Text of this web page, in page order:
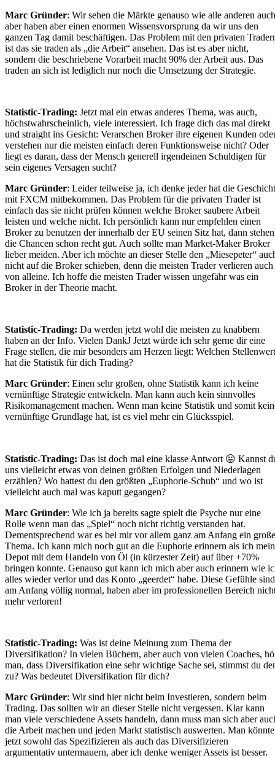
Marc Gründer: Wir sehen die Märkte genauso wie alle anderen
aber haben aber einen enormen Wissensvorsprung da wir uns den
ganzen Tag damit beschäftigen. Das Problem mit den privaten
ist das sie traden als „die Arbeit“ ansehen. Das ist es aber nicht,
sondern die beschriebene Vorarbeit macht 90% der Arbeit aus. Das
traden an sich ist lediglich nur noch die Umsetzung der Strategie.
Statistic-Trading: Jetzt mal ein etwas anderes Thema, was auch,
höchstwahrscheinlich, viele interessiert. Ich frage dich das mal direkt
und straight ins Gesicht: Verarschen Broker ihre eigenen Kunden
verstehen nur die meisten einfach deren Funktionsweise nicht? Oder
liegt es daran, dass der Mensch generell irgendeinen Schuldigen für
sein eigenes Versagen sucht?
Marc Gründer: Leider teilweise ja, ich denke jeder hat die
mit FXCM mitbekommen. Das Problem für die privaten Trader ist
einfach das sie nicht prüfen können welche Broker saubere Arbeit
leisten und welche nicht. Ich persönlich kann nur empfehlen einen
Broker zu benutzen der innerhalb der EU seinen Sitz hat, dann stehen
die Chancen schon recht gut. Auch sollte man Market-Maker Broker
lieber meiden. Aber ich möchte an dieser Stelle den „Miesepeter“
nicht auf die Broker schieben, denn die meisten Trader verlieren auch
von alleine. Ich hoffe die meisten Trader wissen ungefähr was ein
Broker in der Theorie macht.
Statistic-Trading: Da werden jetzt wohl die meisten zu knabbern
haben an der Info. Vielen DankJ Jetzt würde ich sehr gerne dir eine
Frage stellen, die mir besonders am Herzen liegt: Welchen Stellenwert
hat die Statistik für dich Trading?
Marc Gründer: Einen sehr großen, ohne Statistik kann ich keine
vernünftige Strategie entwickeln. Man kann auch kein sinnvolles
Risikomanagement machen. Wenn man keine Statistik und somit
vernünftige Grundlage hat, ist es viel mehr ein Glücksspiel.
Statistic-Trading: Das ist doch mal eine klasse Antwort 😛 Kannst
uns vielleicht etwas von deinen größten Erfolgen und Niederlagen
erzählen? Wo hattest du den größten „Euphorie-Schub“ und wo ist
vielleicht auch mal was kaputt gegangen?
Marc Gründer: Wie ich ja bereits sagte spielt die Psyche nur eine
Rolle wenn man das „Spiel“ noch nicht richtig verstanden hat.
Dementsprechend war es bei mir vor allem ganz am Anfang ein
Thema. Ich kann mich noch gut an die Euphorie erinnern als ich mein
Depot mit dem Handeln von Öl (in kürzester Zeit) auf über +70%
bringen konnte. Genauso gut kann ich mich aber auch erinnern wie
alles wieder verlor und das Konto „geerdet“ habe. Diese Gefühle sind
am Anfang völlig normal, haben aber im professionellen Bereich
mehr verloren!
Statistic-Trading: Was ist deine Meinung zum Thema der
Diversifikation? In vielen Büchern, aber auch von vielen Coaches,
man, dass Diversifikation eine sehr wichtige Sache sei, stimmst du
zu? Was bedeutet Diversifikation für dich?
Marc Gründer: Wir sind hier nicht beim Investieren, sondern beim
Trading. Das sollten wir an dieser Stelle nicht vergessen. Klar kann
man viele verschiedene Assets handeln, dann muss man sich aber
die Arbeit machen und jeden Markt statistisch auswerten. Man könnte
jetzt sowohl das Spezifizieren als auch das Diversifizieren
argumentativ untermauern, aber ich denke weniger Assets ist besser.